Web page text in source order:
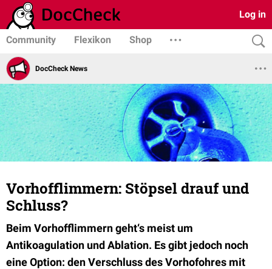
Log in
Community Flexikon Shop
DocCheck News
Vorhofflimmern: Stöpsel drauf und
Schluss?
Beim Vorhofflimmern geht‘s meist um
Antikoagulation und Ablation. Es gibt jedoch noch
eine Option: den Verschluss des Vorhofohres mit